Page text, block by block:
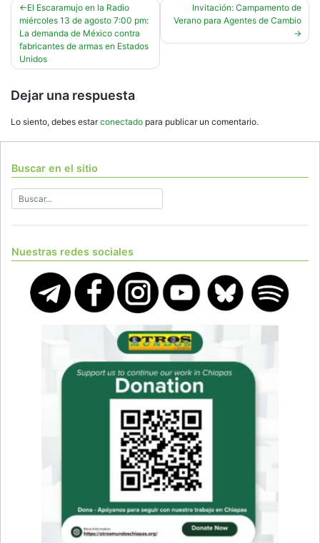
Navegación
de
entradas
El Escaramujo en la Radio
miércoles 13 de agosto 7:00 pm:
La demanda de México contra
fabricantes de armas en Estados
Unidos
Invitación: Campamento de
Verano para Agentes de Cambio
Dejar una respuesta
Lo siento, debes estarconectado para publicar un comentario.
Buscar en el sitio
Nuestras redes sociales